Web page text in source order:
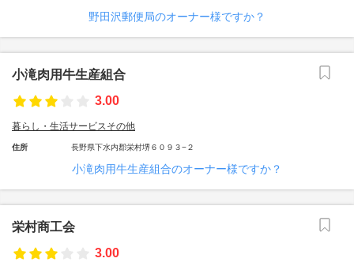
野田沢郵便局のオーナー様ですか？
小滝肉用牛生産組合
3.00
暮らし・生活サービスその他
住所 長野県下水内郡栄村堺６０９３−２
小滝肉用牛生産組合のオーナー様ですか？
栄村商工会
3.00